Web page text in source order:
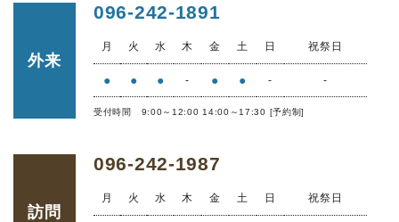
外来
096-242-1891
月 火 水 木 金 土 日 祝祭日
● ● ● - ● ● - -
受付時間 9:00～12:00 14:00～17:30 [予約制]
訪問
096-242-1987
月 火 水 木 金 土 日 祝祭日